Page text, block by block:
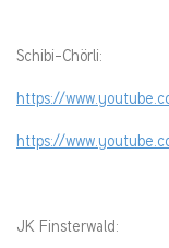
Schibi-Chörli:
https://
https://
JK Finsterwald: